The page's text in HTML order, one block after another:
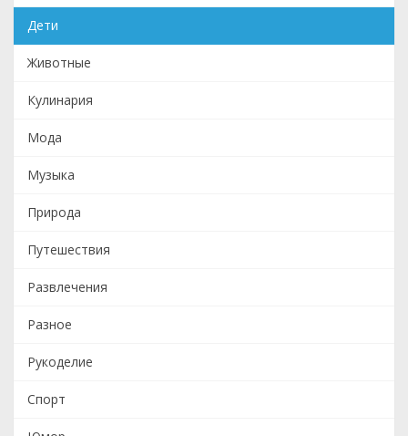
Дети
Животные
Кулинария
Мода
Музыка
Природа
Путешествия
Развлечения
Разное
Рукоделие
Спорт